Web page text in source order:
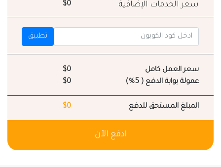
سعر الخدمات الإضافية $0
تطبيق
سعر العمل كامل
$0
عمولة بوابة الدفع ( 5%)
$0
المبلغ المستحق للدفع $0
ادفع الآن